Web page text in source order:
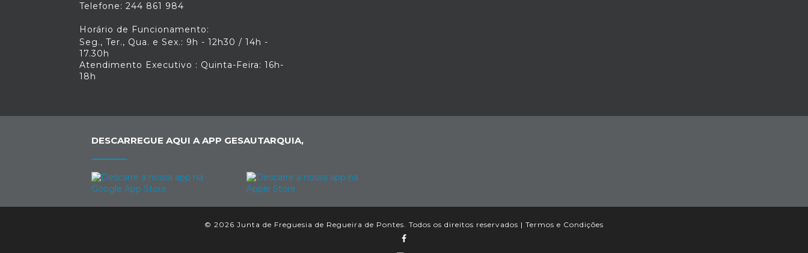
Telefone: 244 861 984
Horário de Funcionamento:
Seg., Ter., Qua. e Sex.: 9h - 12h30 / 14h -
17.30h
Atendimento Executivo : Quinta-Feira: 16h-
18h
DESCARREGUE AQUI A APP GESAUTARQUIA,
© 2026 Junta de Freguesia de Regueira de Pontes. Todos os direitos reservados | Termos e Condições